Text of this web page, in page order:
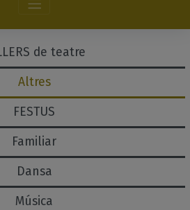
Música
Dansa
Familiar
FESTUS
Altres
de teatre